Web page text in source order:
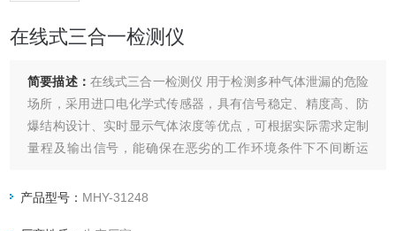
在线式三合一检测仪
简要描述： 在线式三合一检测仪 用于检测多种气体泄漏的危险
场所，采用进口电化学式传感器，具有信号稳定、精度高、防
爆结构设计、实时显示气体浓度等优点，可根据实际需求定制
量程及输出信号，能确保在恶劣的工作环境条件下不间断运
产品型号： MHY-31248